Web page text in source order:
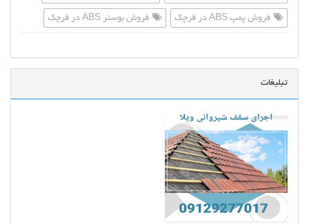
فروش پمپ ABS در قرچک فروش بوستر ABS در قرچک
تبلیغات